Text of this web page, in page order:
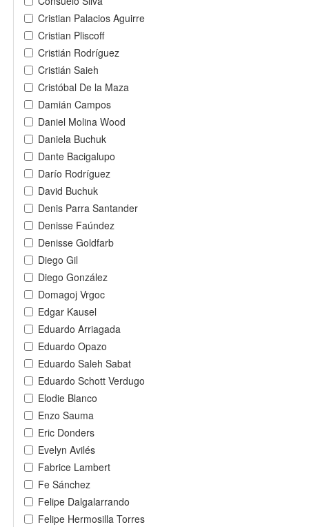
Cristian Palacios Aguirre
Cristian Pliscoff
Cristián Rodríguez
Cristián Saieh
Cristóbal De la Maza
Damián Campos
Daniel Molina Wood
Daniela Buchuk
Dante Bacigalupo
Darío Rodríguez
David Buchuk
Denis Parra Santander
Denisse Faúndez
Denisse Goldfarb
Diego Gil
Diego González
Domagoj Vrgoc
Edgar Kausel
Eduardo Arriagada
Eduardo Opazo
Eduardo Saleh Sabat
Eduardo Schott Verdugo
Elodie Blanco
Enzo Sauma
Eric Donders
Evelyn Avilés
Fabrice Lambert
Fe Sánchez
Felipe Dalgalarrando
Felipe Hermosilla Torres